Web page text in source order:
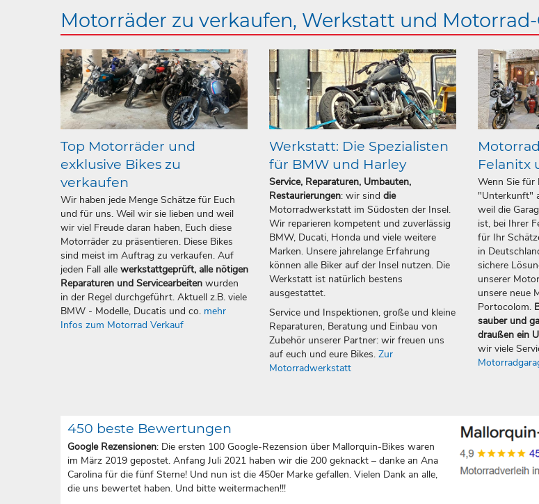
Motorräder zu verkaufen, Werkstatt und
Top Motorräder und
exklusive Bikes zu
verkaufen
Wir haben jede Menge Schätze für Euch
und für uns. Weil wir sie lieben und weil
wir viel Freude daran haben, Euch diese
Motorräder zu präsentieren. Diese Bikes
sind meist im Auftrag zu verkaufen. Auf
jeden Fall alle werkstattgeprüft, alle nötigen
Reparaturen und Servicearbeiten wurden
in der Regel durchgeführt. Aktuell z.B. viele
BMW - Modelle, Ducatis und co. mehr
Infos zum Motorrad Verkauf
Werkstatt: Die Spezialisten
für BMW und Harley
Service, Reparaturen, Umbauten,
Restaurierungen: wir sinddie
Motorradwerkstatt im Südosten der Insel.
Wir reparieren kompetent und zuverlässig
BMW, Ducati, Honda und viele weitere
Marken. Unsere jahrelange Erfahrung
können alle Biker auf der Insel nutzen. Die
Werkstatt ist natürlich bestens
ausgestattet.
Service und Inspektionen, große und kleine
Reparaturen, Beratung und Einbau von
Zubehör unserer Partner: wir freuen uns
auf euch und eure Bikes.Zur
Motorradwerkstatt
Felanitx
Wenn Sie für
"Unterkunft"
weil die
ist, bei Ihrer
für Ihr
in
sichere
unserer
unsere neue
Portocolom.
sauber und
draußen ein
wir viele
450 beste Bewertungen
Google Rezensionen: Die ersten 100 Google-Rezension über Mallorquin-Bikes waren
im März 2019 gepostet. Anfang Juli 2021 haben wir die 200 geknackt – danke an Ana
Carolina für die fünf Sterne! Und nun ist die 450er Marke gefallen. Vielen Dank an alle,
die uns bewertet haben. Und bitte weitermachen!!!